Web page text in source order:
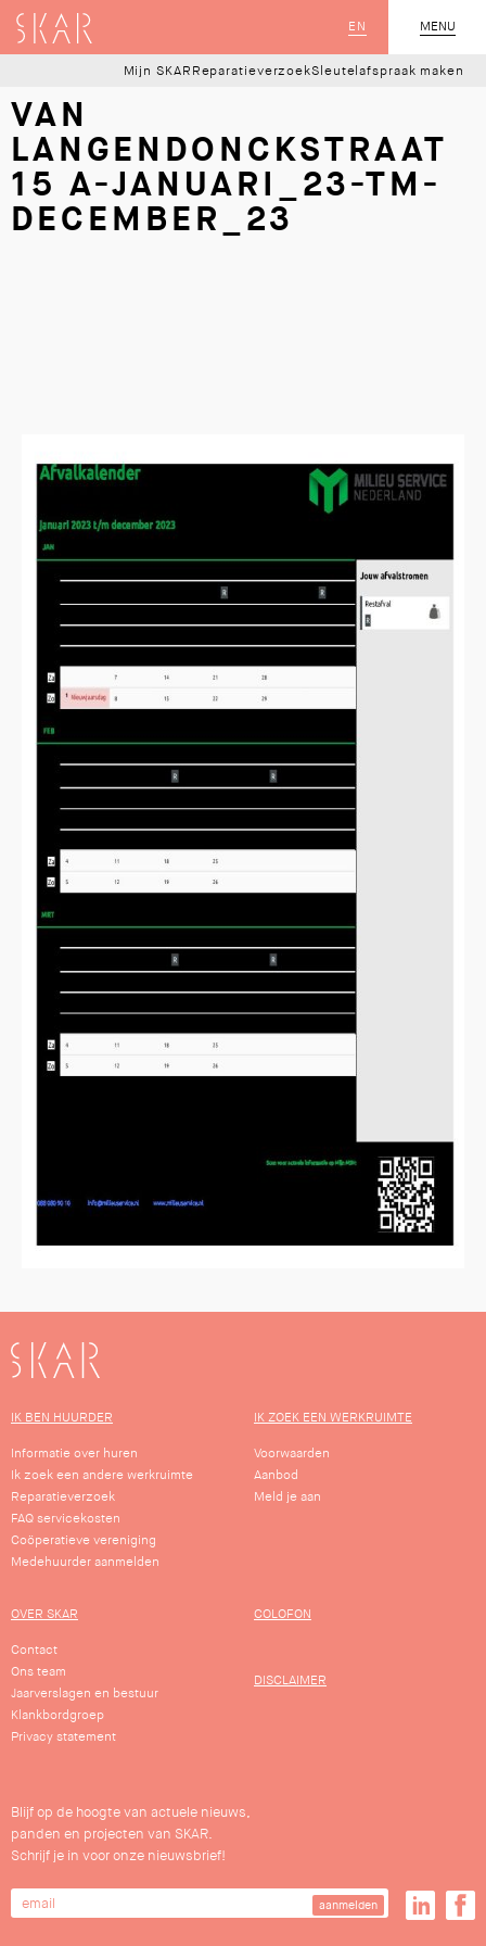
MENU
SLUIT
EN
SKAR
Mijn SKAR ReparatieverzoekSleutelafspraak maken
VAN
LANGENDONCKSTRAAT
15 A-JANUARI_23-TM-
DECEMBER_23
SKAR
IK BEN HUURDER
Informatie over huren
Ik zoek een andere werkruimte
Reparatieverzoek
FAQ servicekosten
Coöperatieve vereniging
Medehuurder aanmelden
IK ZOEK EEN WERKRUIMTE
Voorwaarden
Aanbod
Meld je aan
OVER SKAR
Contact
Ons team
Jaarverslagen en bestuur
Klankbordgroep
Privacy statement
COLOFON
DISCLAIMER
Blijf op de hoogte van actuele nieuws,
panden en projecten van SKAR.
Schrijf je in voor onze nieuwsbrief!